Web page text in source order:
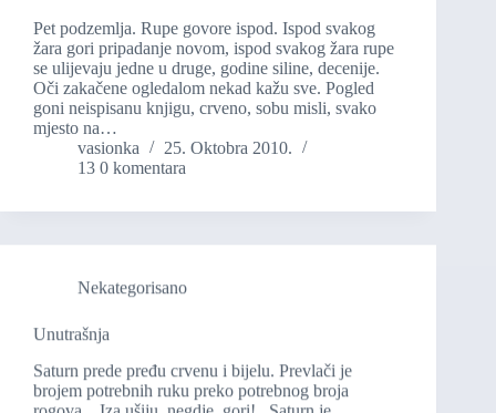
Pet podzemlja. Rupe govore ispod. Ispod svakog
žara gori pripadanje novom, ispod svakog žara rupe
se ulijevaju jedne u druge, godine siline, decenije.
Oči zakačene ogledalom nekad kažu sve. Pogled
goni neispisanu knjigu, crveno, sobu misli, svako
mjesto na…
vasionka
25. Oktobra 2010.
13 0 komentara
Nekategorisano
Unutrašnja
Saturn prede pređu crvenu i bijelu. Prevlači je
brojem potrebnih ruku preko potrebnog broja